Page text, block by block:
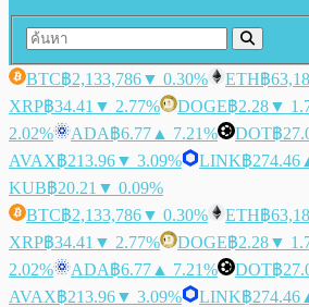
BTC฿2,133,786▼ 0.30% ETH฿
XRP฿34.41 ▼ 2.77% DOGE฿2.28▼
2.02%
ADA฿6.77 ▲ 7.21% DOT฿
AVAX฿213.96▼ 3.09% LINK฿274.46
KUB฿20.21 ▼ 0.09%
BTC฿2,133,786▼ 0.30% ETH฿
XRP฿34.41 ▼ 2.77% DOGE฿2.28▼
2.02%
ADA฿6.77 ▲ 7.21% DOT฿
AVAX฿213.96▼ 3.09% LINK฿274.46